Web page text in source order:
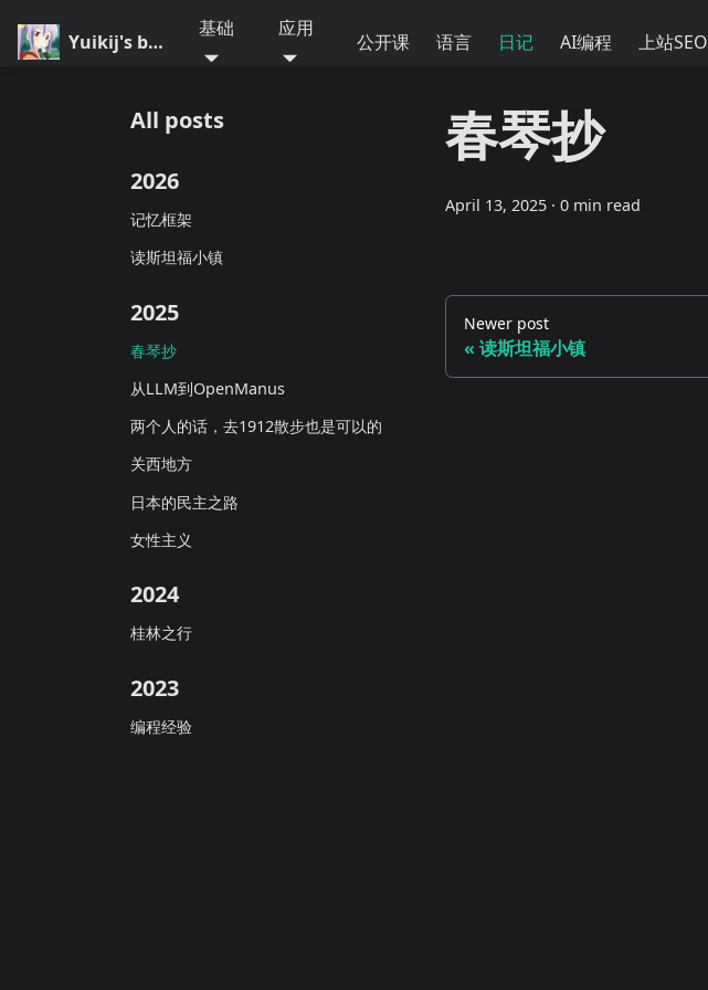
Yuikij's blog
基础 应用
公开课 语言 日记 AI编程 上站SEO
All posts
2026
记忆框架
读斯坦福小镇
2025
春琴抄
从LLM到OpenManus
两个人的话，去1912散步也是可以的
关西地方
日本的民主之路
女性主义
2024
桂林之行
2023
编程经验
春琴抄
April 13, 2025 · 0 min read
Newer post
读斯坦福小镇